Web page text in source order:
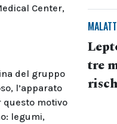
Center,
del gruppo
l’apparato
questo motivo
legumi,
tre